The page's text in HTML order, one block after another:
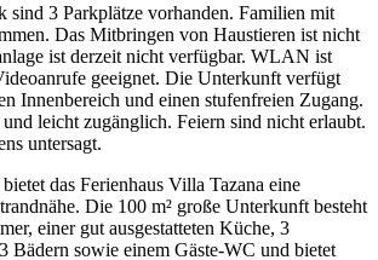
sind 3 Parkplätze vorhanden. Familien mit
Das Mitbringen von Haustieren ist nicht
ist derzeit nicht verfügbar. WLAN ist
geeignet. Die Unterkunft verfügt
Innenbereich und einen stufenfreien Zugang.
leicht zugänglich. Feiern sind nicht erlaubt.
untersagt.
das Ferienhaus Villa Tazana eine
Die 100 m² große Unterkunft besteht
einer gut ausgestatteten Küche, 3
Bädern sowie einem Gäste-WC und bietet